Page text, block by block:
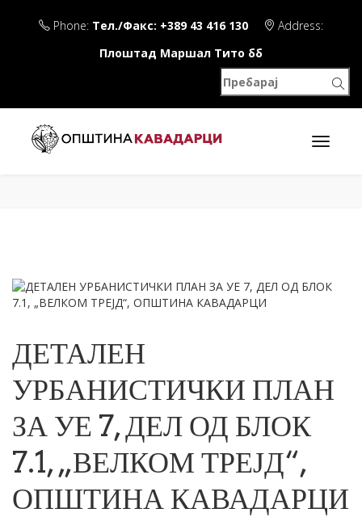
Phone: Тел./Факс: +389 43 416 130
Address:
Плоштад Маршал Тито бб
ДЕТАЛЕН
УРБАНИСТИЧКИ ПЛАН
ЗА УЕ 7, ДЕЛ ОД БЛОК
7.1, „ВЕЛКОМ ТРЕЈД“,
ОПШТИНА КАВАДАРЦИ